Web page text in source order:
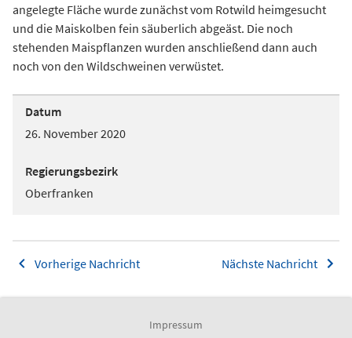
angelegte Fläche wurde zunächst vom Rotwild heimgesucht
und die Maiskolben fein säuberlich abgeäst. Die noch
stehenden Maispflanzen wurden anschließend dann auch
noch von den Wildschweinen verwüstet.
Datum
26. November 2020
Regierungsbezirk
Oberfranken
Vorherige Nachricht Nächste Nachricht
Impressum